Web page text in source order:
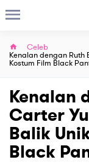
Celeb
Kenalan dengan Ruth
Kostum Film Black
Kenalan
Carter
Balik
Black